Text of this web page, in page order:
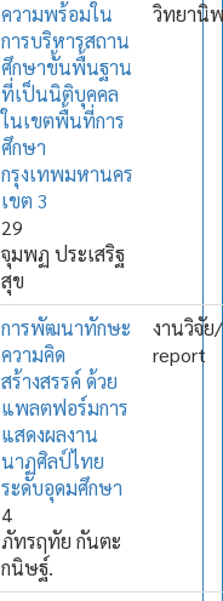
ความพร้อมใน
การบริหารสถาน
ศึกษาขั้นพื้นฐาน
ที่เป็นนิติบุคคล
ในเขตพื้นที่การ
ศึกษา
กรุงเทพมหานคร
เขต 3
29
จุมพฏ ประเสริฐ
สุข
วิทยานิ
การพัฒนาทักษะ
ความคิด
สร้างสรรค์ ด้วย
แพลตฟอร์มการ
แสดงผลงาน
นาฏศิลป์ไทย
ระดับอุดมศึกษา
4
ภัทรฤทัย กันตะ
กนิษฐ์.
งานวิจัย
report